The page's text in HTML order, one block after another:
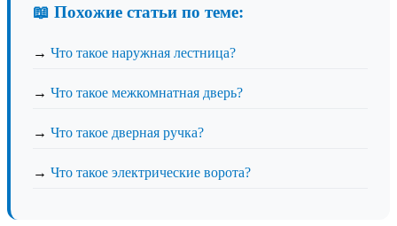
📖 Похожие статьи по теме:
→ Что такое наружная лестница?
→ Что такое межкомнатная дверь?
→ Что такое дверная ручка?
→ Что такое электрические ворота?